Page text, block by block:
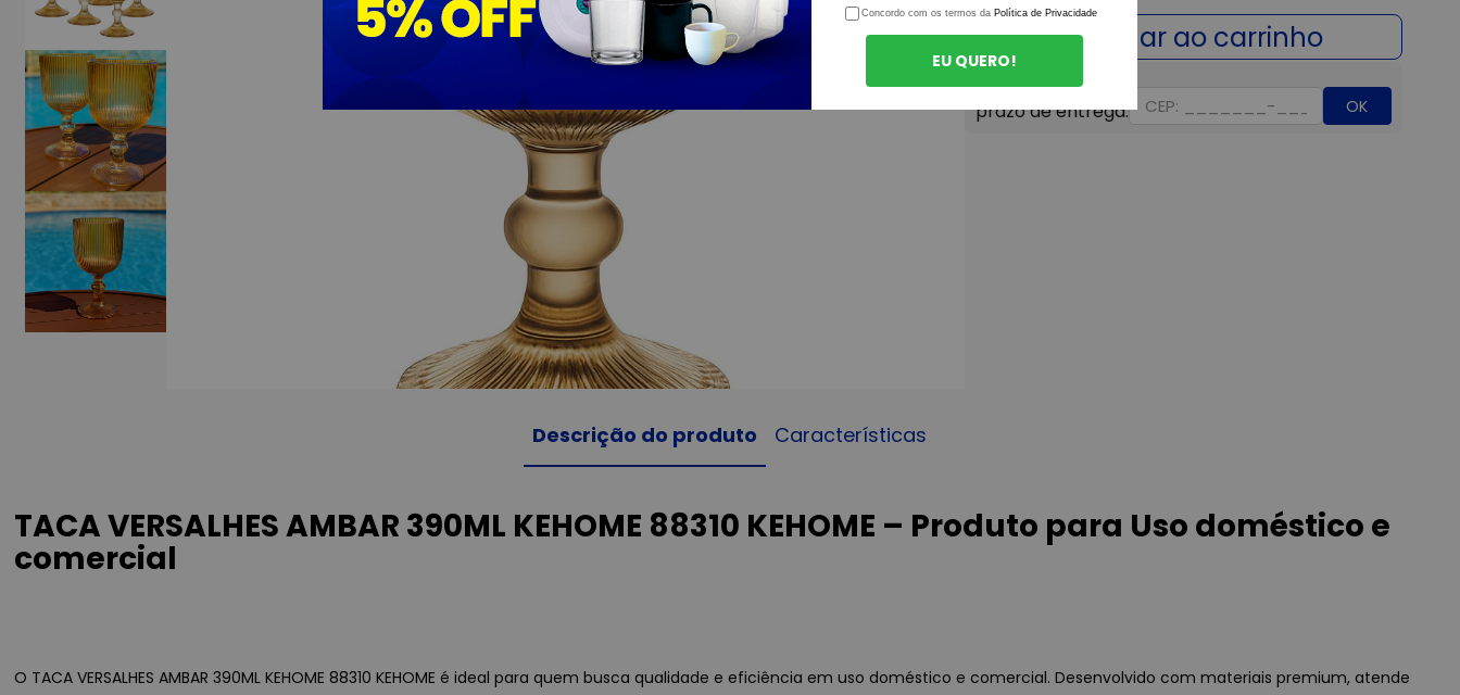
OK
Descrição do produto Características
TACA VERSALHES AMBAR 390ML KEHOME 88310 KEHOME – Produto para Uso doméstico e
comercial
O TACA VERSALHES AMBAR 390ML KEHOME 88310 KEHOME é ideal para quem busca qualidade e eficiência em uso doméstico e comercial. Desenvolvido com materiais premium, atende
Concordo com os termos da Política de Privacidade
EU QUERO!